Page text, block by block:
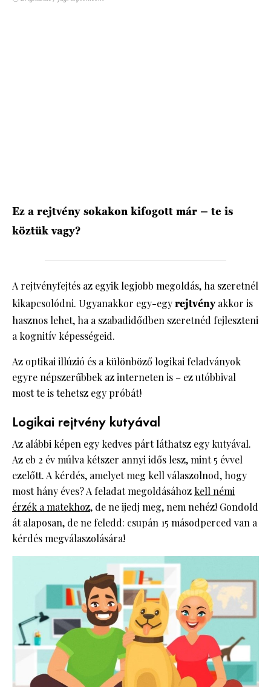
Ez a rejtvény sokakon kifogott már – te is
köztük vagy?
A rejtvényfejtés az egyik legjobb megoldás, ha szeretnél
kikapcsolódni. Ugyanakkor egy-egyrejtvényakkor is
hasznos lehet, ha a szabadidődben szeretnéd fejleszteni
a kognitív képességeid.
Az optikai illúzió és a különböző logikai feladványok
egyre népszerűbbek az interneten is – ez utóbbival
most te is tehetsz egy próbát!
Logikai rejtvény kutyával
Az alábbi képen egy kedves párt láthatsz egy kutyával.
Az eb 2 év múlva kétszer annyi idős lesz, mint 5 évvel
ezelőtt. A kérdés, amelyet meg kell válaszolnod, hogy
most hány éves? A feladat megoldásához kell némi
érzék a matekhoz, de ne ijedj meg, nem nehéz! Gondold
át alaposan, de ne feledd: csupán 15 másodperced van a
kérdés megválaszolására!